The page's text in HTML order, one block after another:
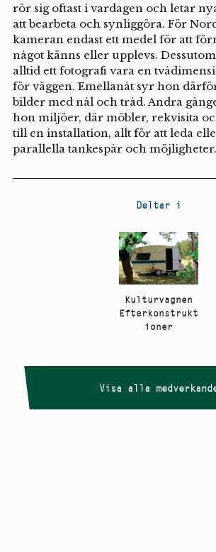
rör sig oftast i vardagen och letar
att bearbeta och synliggöra. För
kameran endast ett medel för att
något känns eller upplevs.
alltid ett fotografi vara en
för väggen. Emellanåt syr hon
bilder med nål och tråd. Andra
hon miljöer, där möbler, rekvisita
till en installation, allt för att leda
parallella tankespår och möjligheter.
Deltar i
Kulturvagnen
Efterkonstrukt
ioner
Visa alla